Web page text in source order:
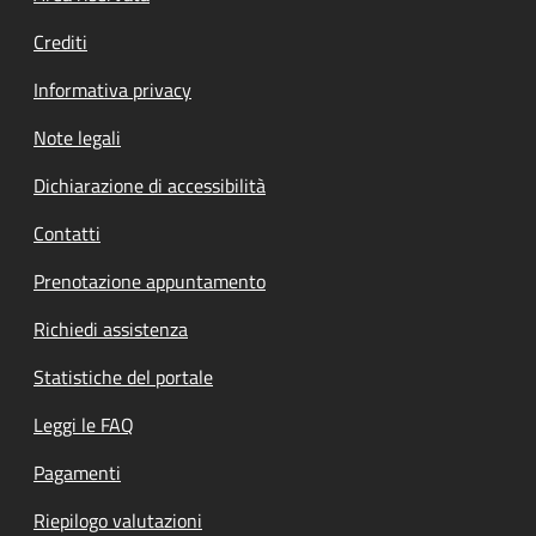
Crediti
Informativa privacy
Note legali
Dichiarazione di accessibilità
Contatti
Prenotazione appuntamento
Richiedi assistenza
Statistiche del portale
Leggi le FAQ
Pagamenti
Riepilogo valutazioni